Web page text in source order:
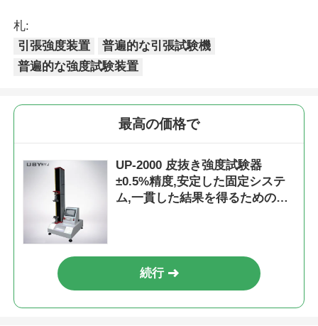
札:
引張強度装置
普遍的な引張試験機
普遍的な強度試験装置
最高の価格で
UP-2000 皮抜き強度試験器
±0.5%精度,安定した固定システ
ム,一貫した結果を得るためのサ
続行